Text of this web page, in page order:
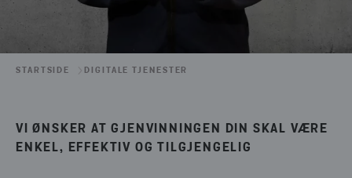
STARTSIDE DIGITALE TJENESTER
VI ØNSKER AT GJENVINNINGEN DIN SKAL VÆRE
ENKEL, EFFEKTIV OG TILGJENGELIG